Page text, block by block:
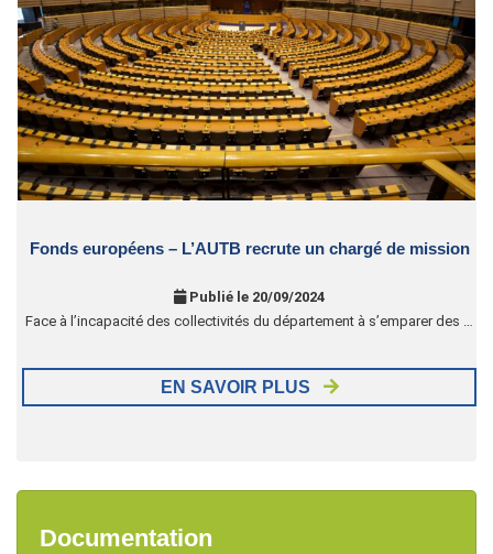
Fonds européens – L’AUTB recrute un chargé de mission
Publié le 20/09/2024
Face à l’incapacité des collectivités du département à s’emparer des …
EN SAVOIR PLUS
Documentation